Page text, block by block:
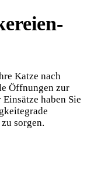
Katze nach
Öffnungen zur
haben Sie
sorgen.